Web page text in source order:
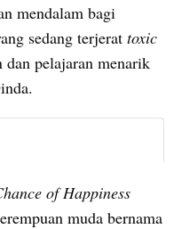
sedang terjerat toxic
dan pelajaran menarik
of Happiness
muda bernama